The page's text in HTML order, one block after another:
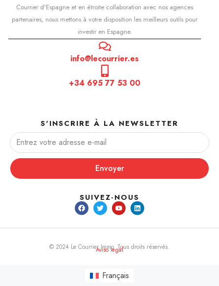
Courrier d'Espagne et en étroite collaboration avec nos agences
partenaires, nous mettons à votre disposition les meilleurs outils pour
investir en Espagne.
info@lecourrier.es
+34 695 77 53 00
S'INSCRIRE À LA NEWSLETTER
Envoyer
SUIVEZ-NOUS
© 2024 Le Courrier Immo. Tous droits réservés.
Aviso legal
Français